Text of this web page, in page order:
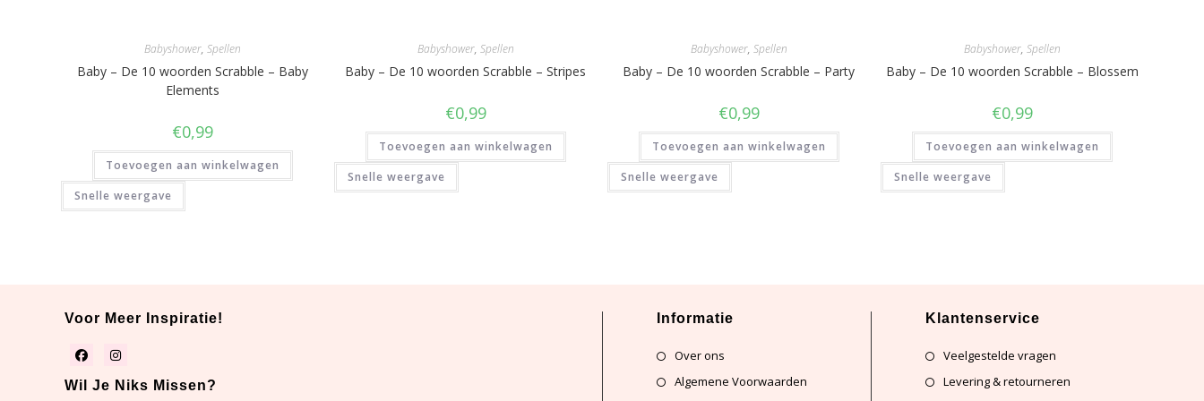
Babyshower, Spellen
Baby – De 10 woorden Scrabble – Baby
Elements
€0,99
Toevoegen aan winkelwagen
Snelle weergave
Babyshower, Spellen
Baby – De 10 woorden Scrabble – Stripes
€0,99
Toevoegen aan winkelwagen
Snelle weergave
Babyshower, Spellen
Baby – De 10 woorden Scrabble – Party
€0,99
Toevoegen aan winkelwagen
Snelle weergave
Babyshower, Spellen
Baby – De 10 woorden Scrabble – Blossem
€0,99
Toevoegen aan winkelwagen
Snelle weergave
Voor Meer Inspiratie!
Wil Je Niks Missen?
Informatie
Over ons
Algemene Voorwaarden
Klantenservice
Veelgestelde vragen
Levering & retourneren